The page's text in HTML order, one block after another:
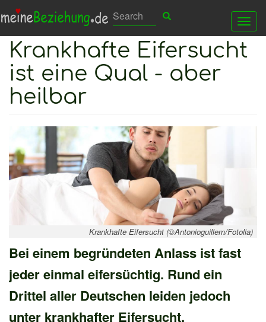
Direkt
Inhalt
Suchen
Search Search
Krankhafte Eifersucht
ist eine Qual - aber
heilbar
Krankhafte Eifersucht (©Antonioguillem/Fotolia)
Bei einem begründeten Anlass ist fast
jeder einmal eifersüchtig. Rund ein
Drittel aller Deutschen leiden jedoch
unter krankhafter Eifersucht.